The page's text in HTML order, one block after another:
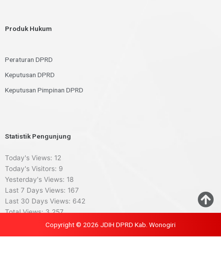
Produk Hukum
Peraturan DPRD
Keputusan DPRD
Keputusan Pimpinan DPRD
Statistik Pengunjung
Today's Views: 12
Today's Visitors: 9
Yesterday's Views: 18
Last 7 Days Views: 167
Last 30 Days Views: 642
Total Views:3,257
Copyright © 2026 JDIH DPRD Kab. Wonogiri